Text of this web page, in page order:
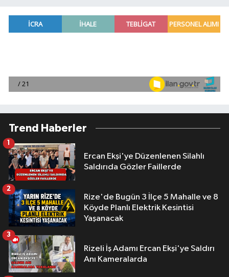
Trend Haberler
Ercan Ekşi'ye Düzenlenen Silahlı
Saldırıda Gözler Faillerde
1
Rize'de Bugün 3 İlçe 5 Mahalle ve 8
Köyde Planlı Elektrik Kesintisi
Yaşanacak
2
Rizeli İş Adamı Ercan Ekşi'ye Saldırı
Anı Kameralarda
3